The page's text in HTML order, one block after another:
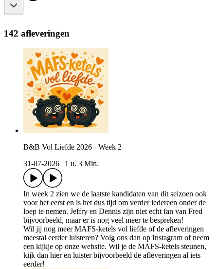
142 afleveringen
B&B Vol Liefde 2026 - Week 2
31-07-2026
1 u. 3 Min.
In week 2 zien we de laatste kandidaten van dit seizoen ook
voor het eerst en is het dus tijd om verder iedereen onder de
loep te nemen. Jeffry en Dennis zijn niet echt fan van Fred
bijvoorbeeld, maar er is nog veel meer te bespreken!
Wil jij nog meer MAFS-ketels vol liefde of de afleveringen
meestal eerder luisteren? Volg ons dan op ⁠⁠⁠⁠⁠Instagram⁠⁠⁠⁠⁠ of neem
een kijkje op ⁠⁠⁠⁠⁠onze website⁠⁠⁠⁠⁠. Wil je de MAFS-ketels steunen,
kijk ⁠⁠⁠⁠⁠dan hier⁠⁠⁠⁠⁠ en luister bijvoorbeeld de afleveringen al iets
eerder!